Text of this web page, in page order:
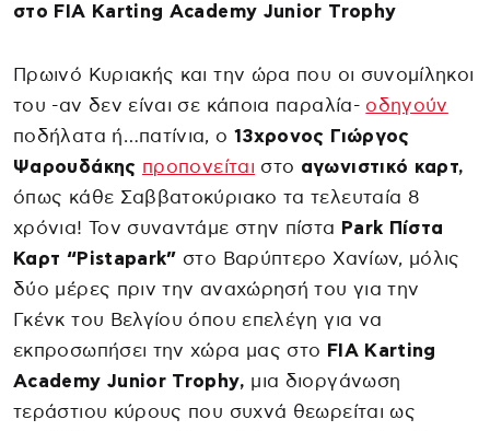
στο FIA Karting Academy Junior Trophy
Πρωινό Κυριακής και την ώρα που οι συνομίληκοι
του -αν δεν είναι σε κάποια παραλία- οδηγούν
ποδήλατα ή…πατίνια, ο 13χρονος Γιώργος
Ψαρουδάκης προπονείται στο αγωνιστικό καρτ,
όπως κάθε Σαββατοκύριακο τα τελευταία 8
χρόνια! Τον συναντάμε στην πίστα Park Πίστα
Καρτ “Pistapark” στο Βαρύπτερο Χανίων, μόλις
δύο μέρες πριν την αναχώρησή του για την
Γκένκ του Βελγίου όπου επελέγη για να
εκπροσωπήσει την χώρα μας στο FIA Karting
Academy Junior Trophy, μια διοργάνωση
τεράστιου κύρους που συχνά θεωρείται ως